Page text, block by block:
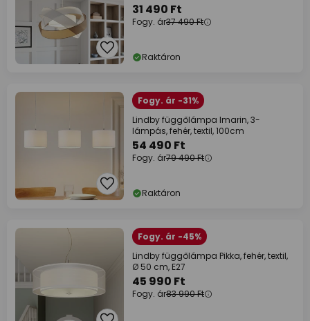
31 490 Ft
Fogy. ár37 490 Ft
Raktáron
Fogy. ár -31%
Lindby függőlámpa Imarin, 3-
lámpás, fehér, textil, 100cm
54 490 Ft
Fogy. ár79 490 Ft
Raktáron
Fogy. ár -45%
Lindby függőlámpa Pikka, fehér, textil,
Ø 50 cm, E27
45 990 Ft
Fogy. ár83 990 Ft